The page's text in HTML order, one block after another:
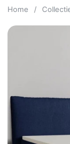
Home /